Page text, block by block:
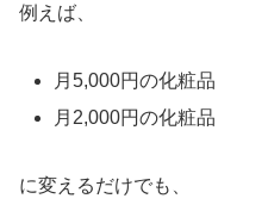
例えば、
月5,000円の化粧品
月2,000円の化粧品
に変えるだけでも、